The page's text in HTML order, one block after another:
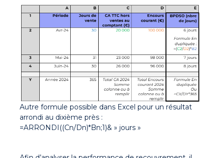
Autre formule possible dans Excel pour un résultat
arrondi au dixième près :
=ARRONDI((Cn/Dn)*Bn;1)& » jours »